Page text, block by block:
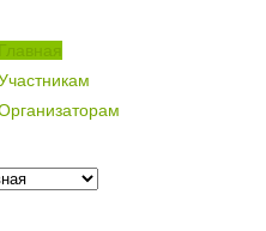
Главная